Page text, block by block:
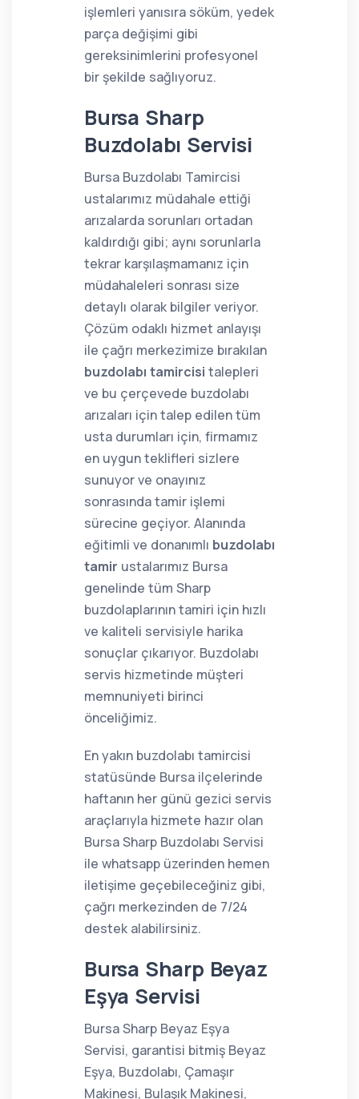
işlemleri yanısıra söküm, yedek
parça değişimi gibi
gereksinimlerini profesyonel
bir şekilde sağlıyoruz.
Bursa Sharp
Buzdolabı Servisi
Bursa Buzdolabı Tamircisi
ustalarımız müdahale ettiği
arızalarda sorunları ortadan
kaldırdığı gibi; aynı sorunlarla
tekrar karşılaşmamanız için
müdahaleleri sonrası size
detaylı olarak bilgiler veriyor.
Çözüm odaklı hizmet anlayışı
ile çağrı merkezimize bırakılan
buzdolabı tamircisi talepleri
ve bu çerçevede buzdolabı
arızaları için talep edilen tüm
usta durumları için, firmamız
en uygun teklifleri sizlere
sunuyor ve onayınız
sonrasında tamir işlemi
sürecine geçiyor. Alanında
eğitimli ve donanımlı buzdolabı
tamir ustalarımız Bursa
genelinde tüm Sharp
buzdolaplarının tamiri için hızlı
ve kaliteli servisiyle harika
sonuçlar çıkarıyor. Buzdolabı
servis hizmetinde müşteri
memnuniyeti birinci
önceliğimiz.
En yakın buzdolabı tamircisi
statüsünde Bursa ilçelerinde
haftanın her günü gezici servis
araçlarıyla hizmete hazır olan
Bursa Sharp Buzdolabı Servisi
ile whatsapp üzerinden hemen
iletişime geçebileceğiniz gibi,
çağrı merkezinden de 7/24
destek alabilirsiniz.
Bursa Sharp Beyaz
Eşya Servisi
Bursa Sharp Beyaz Eşya
Servisi, garantisi bitmiş Beyaz
Eşya, Buzdolabı, Çamaşır
Makinesi, Bulaşık Makinesi,